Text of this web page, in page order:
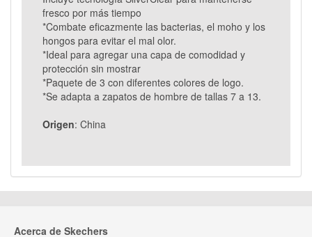
fresco por más tiempo
*Combate eficazmente las bacterias, el moho y los
hongos para evitar el mal olor.
*Ideal para agregar una capa de comodidad y
protección sin mostrar
*Paquete de 3 con diferentes colores de logo.
*Se adapta a zapatos de hombre de tallas 7 a 13.
Origen: China
Acerca de Skechers